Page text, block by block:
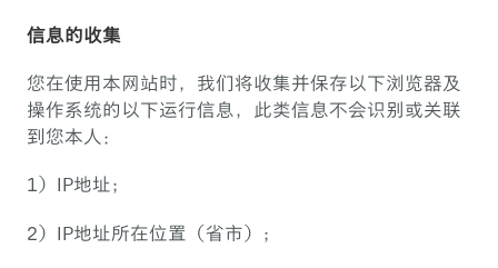
信息的收集
您在使用本网站时，我们将收集并保存以下浏览器及
操作系统的以下运行信息，此类信息不会识别或关联
到您本人：
1）IP地址；
2）IP地址所在位置（省市）；